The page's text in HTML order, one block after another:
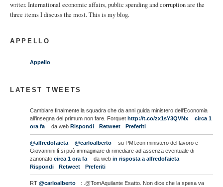
writer. International economic affairs, public spending and corruption are the
three items I discuss the most. This is my blog.
APPELLO
Appello
LATEST TWEETS
Cambiare finalmente la squadra che da anni guida ministero dell'Economia
all'insegna del primum non fare. Forquet http://t.co/zx1sY3QVNx
circa 1
ora fa
da web Rispondi Retweet Preferiti
@alfredofaieta @carloalberto
su PMI:con ministero del lavoro e
Giovannini lì,si può immaginare di rimediare ad assenza eventuale di
zanonato circa 1 ora fa da web in risposta a alfredofaieta
Rispondi
Retweet Preferiti
RT @carloalberto
: .@TomAquilante Esatto. Non dice che la spesa va